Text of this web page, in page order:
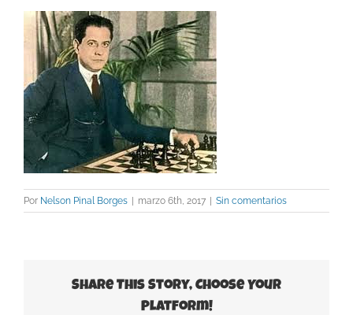
Por Nelson Pinal Borges | marzo 6th, 2017 | Sin comentarios
Share This Story, Choose Your
Platform!